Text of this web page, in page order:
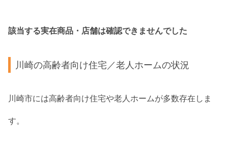
該当する実在商品・店舗は確認できませんでした
川崎の高齢者向け住宅／老人ホームの状況
川崎市には高齢者向け住宅や老人ホームが多数存在しま
す。